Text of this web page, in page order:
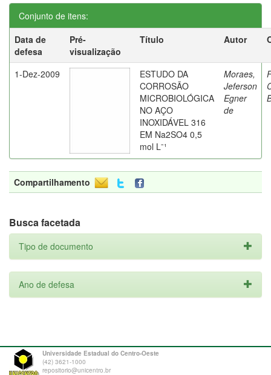
Conjunto de itens:
Data de
defesa
Pré-
visualização
Título Autor
1-Dez-2009
ESTUDO DA
CORROSÃO
MICROBIOLÓGICA
NO AÇO
INOXIDÁVEL 316
EM Na2SO4 0,5
mol Lˉ¹
Moraes,
Jeferson
Egner
de
Compartilhamento
Busca facetada
Tipo de documento
Ano de defesa
Universidade Estadual do Centro-Oeste
(42) 3621-1000
repositorio@unicentro.br